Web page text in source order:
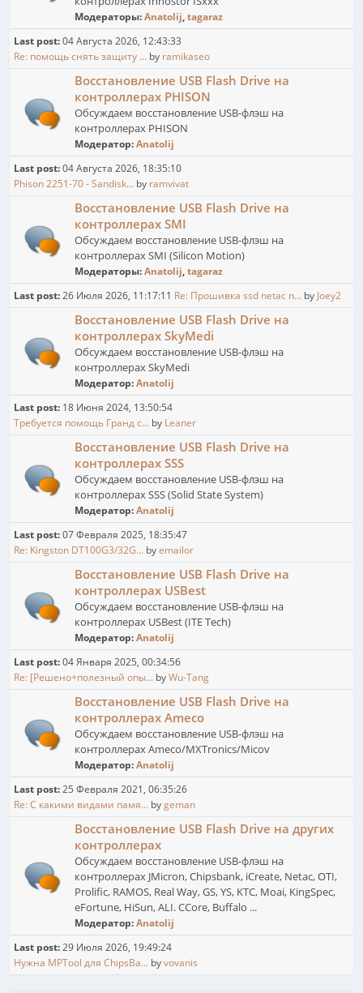
Модераторы:Anatolij,tagaraz
Last post:04 Августа 2026, 12:43:33
Re: помощь снять защиту ... by ramikaseo
Восстановление USB Flash Drive на
контроллерах PHISON
Обсуждаем восстановление USB-флэш на
контроллерах PHISON
Модератор:Anatolij
Last post:04 Августа 2026, 18:35:10
Phison 2251-70 - Sandisk... by ramvivat
Восстановление USB Flash Drive на
контроллерах SMI
Обсуждаем восстановление USB-флэш на
контроллерах SMI (Silicon Motion)
Модераторы:Anatolij,tagaraz
Last post:26 Июля 2026, 11:17:11 Re: Прошивка ssd netac n... by Joey2
Восстановление USB Flash Drive на
контроллерах SkyMedi
Обсуждаем восстановление USB-флэш на
контроллерах SkyMedi
Модератор:Anatolij
Last post: 18 Июня 2024, 13:50:54
Требуется помощь Гранд с... by Leaner
Восстановление USB Flash Drive на
контроллерах SSS
Обсуждаем восстановление USB-флэш на
контроллерах SSS (Solid State System)
Модератор:Anatolij
Last post:07 Февраля 2025, 18:35:47
Re: Kingston DT100G3/32G... byemailor
Восстановление USB Flash Drive на
контроллерах USBest
Обсуждаем восстановление USB-флэш на
контроллерах USBest (ITE Tech)
Модератор:Anatolij
Last post:04 Января 2025, 00:34:56
Re: [Решено+полезный опы... byWu-Tang
Восстановление USB Flash Drive на
контроллерах Ameco
Обсуждаем восстановление USB-флэш на
контроллерах Ameco/MXTronics/Micov
Модератор:Anatolij
Last post:25 Февраля 2021, 06:35:26
Re: С какими видами памя... bygeman
Восстановление USB Flash Drive на других
контроллерах
Обсуждаем восстановление USB-флэш на
контроллерах JMicron, Chipsbank, iCreate, Netac, OTI,
Prolific, RAMOS, Real Way, GS, YS, KTC, Moai, KingSpec,
eFortune, HiSun, ALI. CCore, Buffalo ...
Модератор:Anatolij
Last post:29 Июля 2026, 19:49:24
Нужна MPTool для ChipsBa... byvovanis